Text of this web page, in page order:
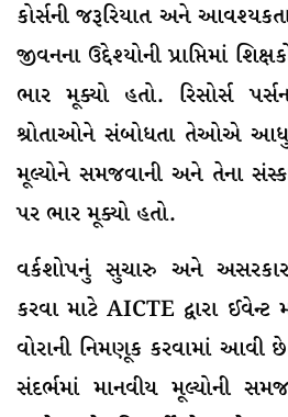
કોર્સની જરૂરિયાત અને
જીવનના ઉદ્દેશ્યોની પ્રાપ્તિમાં
ભાર મૂક્યો હતો. રિસોર્સ
શ્રોતાઓને સંબોધતા તેઓએ
મૂલ્યોને સમજવાની અને તેના
પર ભાર મૂક્યો હતો.
વર્કશોપનું સુચારુ અને
કરવા માટે AICTE દ્વારા ઈવેન્ટ
વોરાની નિમણૂક કરવામાં
સંદર્ભમાં માનવીય મૂલ્યોની